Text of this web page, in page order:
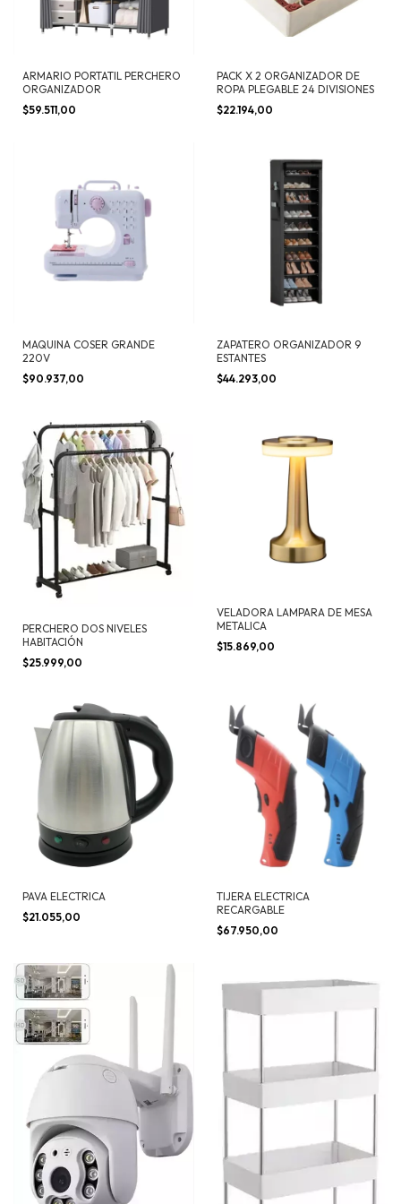
ARMARIO PORTATIL PERCHERO
ORGANIZADOR
$59.511,00
PACK X 2 ORGANIZADOR DE
ROPA PLEGABLE 24 DIVISIONES
$22.194,00
MAQUINA COSER GRANDE
220V
$90.937,00
ZAPATERO ORGANIZADOR 9
ESTANTES
$44.293,00
PERCHERO DOS NIVELES
HABITACIÓN
$25.999,00
VELADORA LAMPARA DE MESA
METALICA
$15.869,00
PAVA ELECTRICA
$21.055,00
TIJERA ELECTRICA
RECARGABLE
$67.950,00